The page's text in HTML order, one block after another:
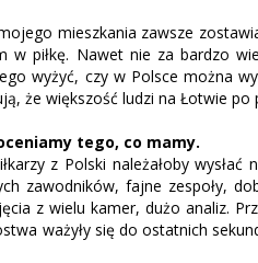
mieszkania zawsze
w piłkę. Nawet nie za bardzo
wyżyć, czy w Polsce można
że większość ludzi na Łotwie po
tego, co mamy.
z Polski należałoby
zawodników, fajne zespoły,
z wielu kamer, dużo analiz.
ważyły się do ostatnich